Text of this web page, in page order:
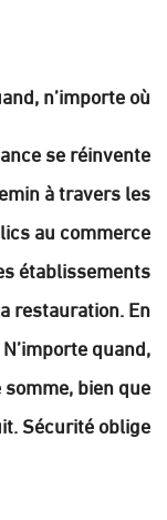
n’importe où !
se réinvente
à travers les
au commerce
établissements
restauration. En
quand,
bien que
Sécurité oblige !